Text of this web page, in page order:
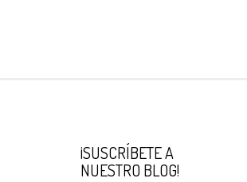
¡SUSCRÍBETE A
NUESTRO BLOG!